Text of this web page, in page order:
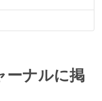
ーナルに掲